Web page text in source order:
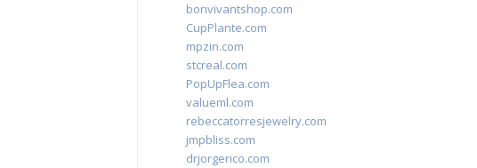
bonvivantshop.com
CupPlante.com
mpzin.com
stcreal.com
PopUpFlea.com
valueml.com
rebeccatorresjewelry.com
jmpbliss.com
drjorgerico.com